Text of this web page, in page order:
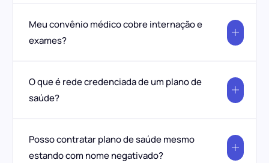
Meu convênio médico cobre internação e
exames?
O que é rede credenciada de um plano de
saúde?
Posso contratar plano de saúde mesmo
estando com nome negativado?